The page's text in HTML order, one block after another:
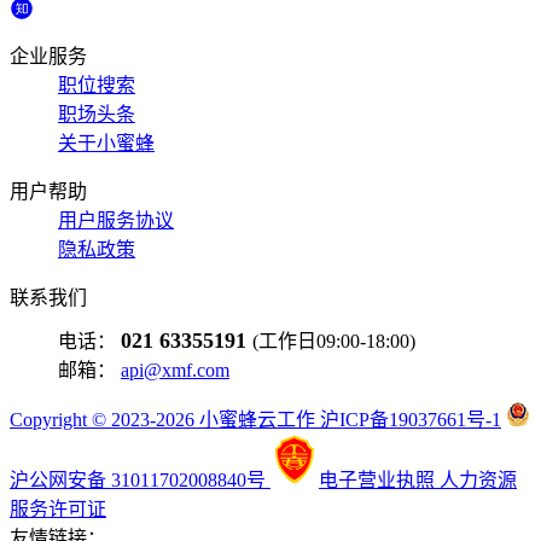
企业服务
职位搜索
职场头条
关于小蜜蜂
用户帮助
用户服务协议
隐私政策
联系我们
电话： 021 63355191 (工作日09:00-18:00)
邮箱： api@xmf.com
Copyright © 2023-2026 小蜜蜂云工作 沪ICP备19037661号-1
沪公网安备 31011702008840号 电子营业执照 人力资源
服务许可证